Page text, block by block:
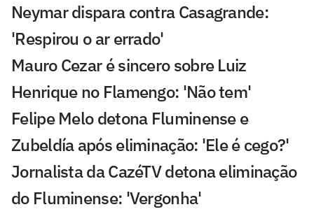
Neymar dispara contra Casagrande:
'Respirou o ar errado'
Mauro Cezar é sincero sobre Luiz
Henrique no Flamengo: 'Não tem'
Felipe Melo detona Fluminense e
Zubeldía após eliminação: 'Ele é cego?'
Jornalista da CazéTV detona eliminação
do Fluminense: 'Vergonha'